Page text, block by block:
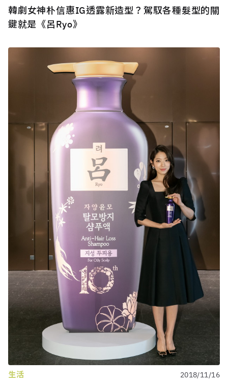
韓劇女神朴信惠IG透露新造型？駕馭各種髮型的關
鍵就是《呂Ryo》
生活 2018/11/16